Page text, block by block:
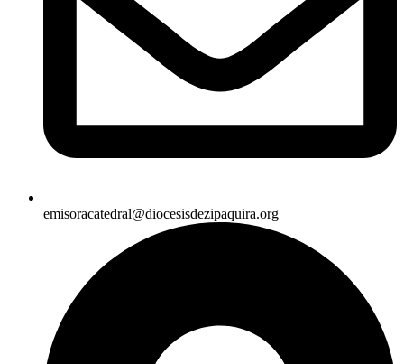
emisoracatedral@diocesisdezipaquira.org